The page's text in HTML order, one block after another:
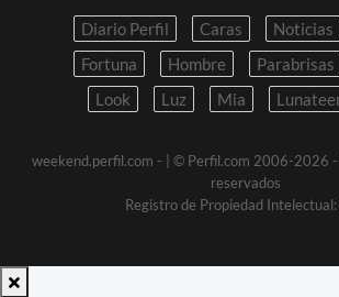
Diario Perfil Caras Noticias
Fortuna
Hombre Parabrisas
Look
Luz Mia
weekend.perfil.com -
| © Perfil.com 2006-2026 -
reservados
Registro de Propiedad